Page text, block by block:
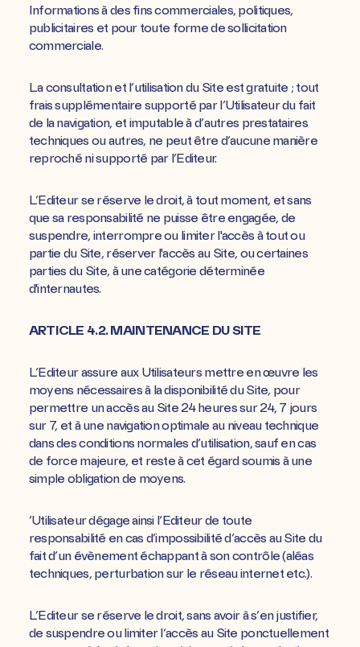
Informations à des fins commerciales, politiques,
publicitaires et pour toute forme de sollicitation
commerciale.
La consultation et l’utilisation du Site est gratuite ; tout
frais supplémentaire supporté par l’Utilisateur du fait
de la navigation, et imputable à d’autres prestataires
techniques ou autres, ne peut être d’aucune manière
reproché ni supporté par l’Editeur.
L’Editeur se réserve le droit, à tout moment, et sans
que sa responsabilité ne puisse être engagée, de
suspendre, interrompre ou limiter l'accès à tout ou
partie du Site, réserver l'accès au Site, ou certaines
parties du Site, à une catégorie déterminée
d'internautes.
ARTICLE 4.2. MAINTENANCE DU SITE
L’Editeur assure aux Utilisateurs mettre en œuvre les
moyens nécessaires à la disponibilité du Site, pour
permettre un accès au Site 24 heures sur 24, 7 jours
sur 7, et à une navigation optimale au niveau technique
dans des conditions normales d’utilisation, sauf en cas
de force majeure, et reste à cet égard soumis à une
simple obligation de moyens.
’Utilisateur dégage ainsi l’Editeur de toute
responsabilité en cas d’impossibilité d’accès au Site du
fait d’un évènement échappant à son contrôle (aléas
techniques, perturbation sur le réseau internet etc.).
L’Editeur se réserve le droit, sans avoir à s’en justifier,
de suspendre ou limiter l’accès au Site ponctuellement